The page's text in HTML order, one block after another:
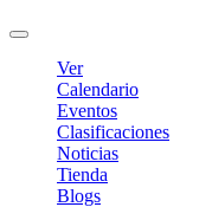
Ver
Calendario
Eventos
Clasificaciones
Noticias
Tienda
Blogs